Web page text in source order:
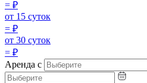
= ₽
от 15 суток
= ₽
от 30 суток
= ₽
Аренда с